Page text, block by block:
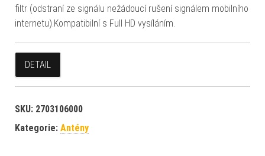
filtr (odstraní ze signálu nežádoucí rušení signálem mobilního
internetu).Kompatibilní s Full HD vysíláním.
DETAIL
SKU: 2703106000
Kategorie: Antény